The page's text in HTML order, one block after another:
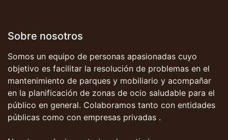
Sobre nosotros
Somos un equipo de personas apasionadas cuyo
objetivo es facilitar la resolución de problemas en el
mantenimiento de parques y mobiliario y acompañar
en la planificación de zonas de ocio saludable para el
público en general. Colaboramos tanto con entidades
públicas como con empresas privadas .